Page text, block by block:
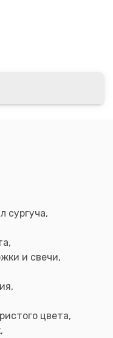
сургуча,
и свечи,
цвета,